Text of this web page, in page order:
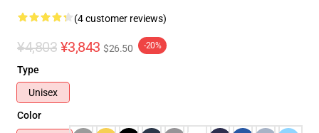
(4 customer reviews)
¥4,803 ¥3,843 $26.50 -20%
Type
Unisex
Color